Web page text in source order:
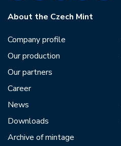
About the Czech Mint
Company profile
Our production
Our partners
Career
News
Downloads
Archive of mintage